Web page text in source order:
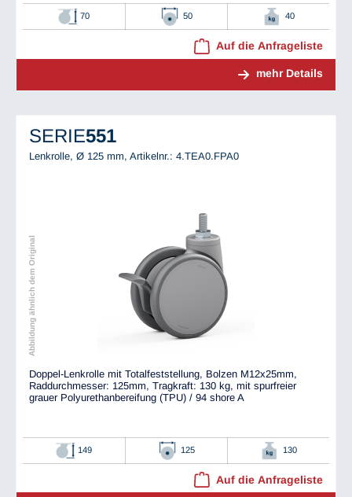
70 50 40
Auf die Anfrageliste
mehr Details
SERIE551
Lenkrolle, Ø 125 mm, Artikelnr.: 4.TEA0.FPA0
Abbildung ähnlich dem Original
Doppel-Lenkrolle mit Totalfeststellung, Bolzen M12x25mm,
Raddurchmesser: 125mm, Tragkraft: 130 kg, mit spurfreier
grauer Polyurethanbereifung (TPU) / 94 shore A
149 125 130
Auf die Anfrageliste